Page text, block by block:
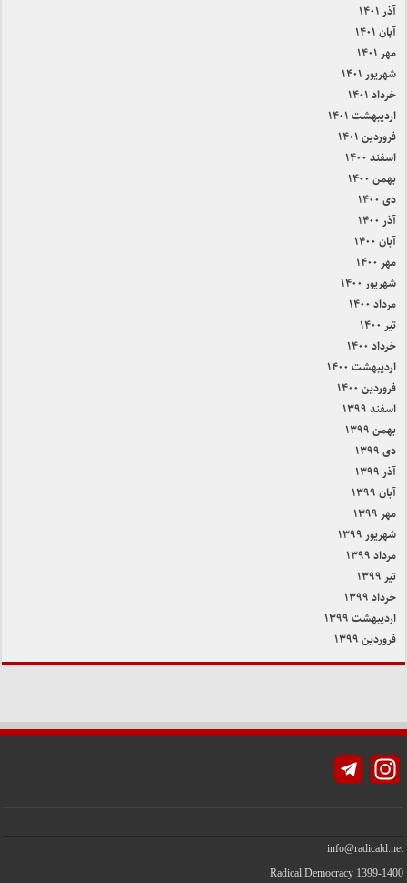
آذر ۱۴۰۱
آبان ۱۴۰۱
مهر ۱۴۰۱
شهریور ۱۴۰۱
خرداد ۱۴۰۱
اردیبهشت ۱۴۰۱
فروردین ۱۴۰۱
اسفند ۱۴۰۰
بهمن ۱۴۰۰
دی ۱۴۰۰
آذر ۱۴۰۰
آبان ۱۴۰۰
مهر ۱۴۰۰
شهریور ۱۴۰۰
مرداد ۱۴۰۰
تیر ۱۴۰۰
خرداد ۱۴۰۰
اردیبهشت ۱۴۰۰
فروردین ۱۴۰۰
اسفند ۱۳۹۹
بهمن ۱۳۹۹
دی ۱۳۹۹
آذر ۱۳۹۹
آبان ۱۳۹۹
مهر ۱۳۹۹
شهریور ۱۳۹۹
مرداد ۱۳۹۹
تیر ۱۳۹۹
خرداد ۱۳۹۹
اردیبهشت ۱۳۹۹
فروردین ۱۳۹۹
Instagram
info@radicald.net
Radical Democracy 1399-1400